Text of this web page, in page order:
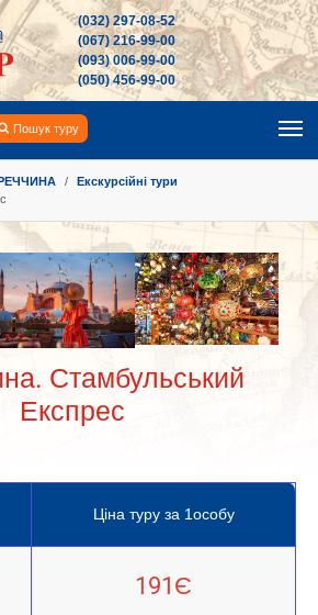
(032) 297-08-52
(067) 216-99-00
(093) 006-99-00
(050) 456-99-00
Пошук туру
Екскурсійні тури
larger version Show larger version
Стамбульський
Експрес
Ціна туру за 1особу
191Є